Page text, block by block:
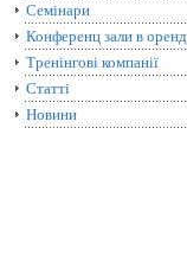
Семінари
Конференц зали в
Тренінгові компанії
Статті
Новини